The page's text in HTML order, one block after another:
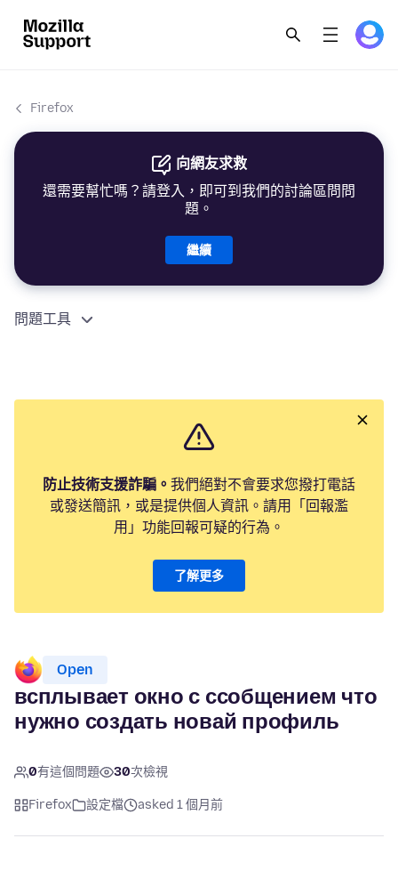
Firefox
向網友求救
還需要幫忙嗎？請登入，即可到我們的討論區問問
題。
繼續
問題工具
防止技術支援詐騙。 我們絕對不會要求您撥打電話
或發送簡訊，或是提供個人資訊。請用「回報濫
用」功能回報可疑的行為。
了解更多
Open
всплывает окно с ссобщением что
нужно создать новай профиль
0有這個問題 30次檢視
Firefox 設定檔 asked 1 個月前